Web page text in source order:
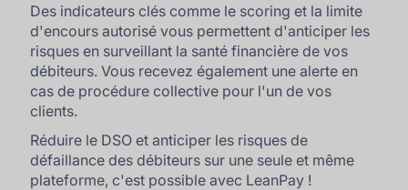
Des indicateurs clés comme le scoring et la limite
d'encours autorisé vous permettent d'anticiper les
risques en surveillant la santé financière de vos
débiteurs. Vous recevez également une alerte en
cas de procédure collective pour l'un de vos
clients.
Réduire le DSO et anticiper les risques de
défaillance des débiteurs sur une seule et même
plateforme, c'est possible avec LeanPay !